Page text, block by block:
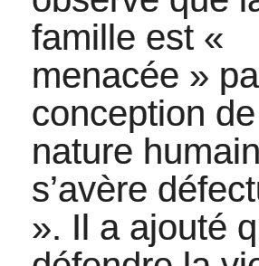
famille est «
menacée »
conception
nature
s’avère
». Il a ajouté